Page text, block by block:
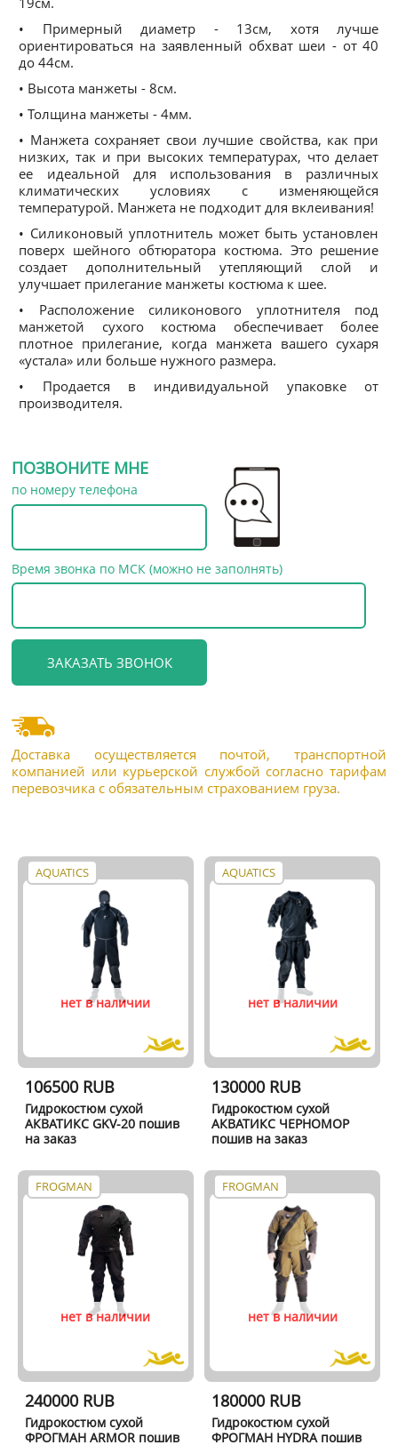
• Примерный диаметр - 13см, хотя лучше
ориентироваться на заявленный обхват шеи - от 40
до 44см.
• Высота манжеты - 8см.
• Толщина манжеты - 4мм.
• Манжета сохраняет свои лучшие свойства, как при
низких, так и при высоких температурах, что делает
ее идеальной для использования в различных
климатических условиях с изменяющейся
температурой. Манжета не подходит для вклеивания!
• Силиконовый уплотнитель может быть установлен
поверх шейного обтюратора костюма. Это решение
создает дополнительный утепляющий слой и
улучшает прилегание манжеты костюма к шее.
• Расположение силиконового уплотнителя под
манжетой сухого костюма обеспечивает более
плотное прилегание, когда манжета вашего сухаря
«устала» или больше нужного размера.
• Продается в индивидуальной упаковке от
производителя.
ПОЗВОНИТЕ МНЕ
по номеру телефона
Время звонка по МСК (можно не заполнять)
Доставка осуществляется почтой, транспортной
компанией или курьерской службой согласно тарифам
перевозчика с обязательным страхованием груза.
AQUATICS
нет в наличии
106500 RUB
Гидрокостюм сухой
АКВАТИКС GKV-20 пошив
на заказ
AQUATICS
нет в наличии
130000 RUB
Гидрокостюм сухой
АКВАТИКС ЧЕРНОМОР
пошив на заказ
FROGMAN
нет в наличии
240000 RUB
Гидрокостюм сухой
ФРОГМАН ARMOR пошив
FROGMAN
нет в наличии
180000 RUB
Гидрокостюм сухой
ФРОГМАН HYDRA пошив